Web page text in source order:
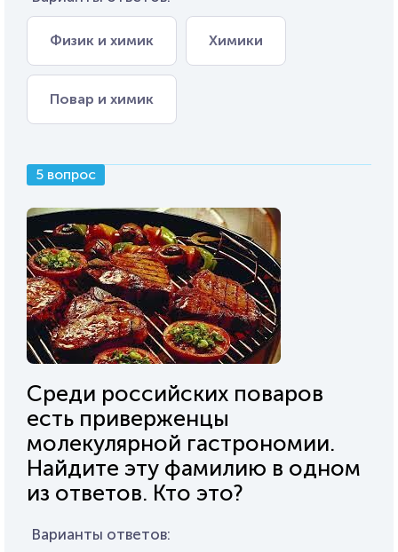
Физик и химик Химики
Повар и химик
5 вопрос
Среди российских поваров
есть приверженцы
молекулярной гастрономии.
Найдите эту фамилию в одном
из ответов. Кто это?
Варианты ответов: